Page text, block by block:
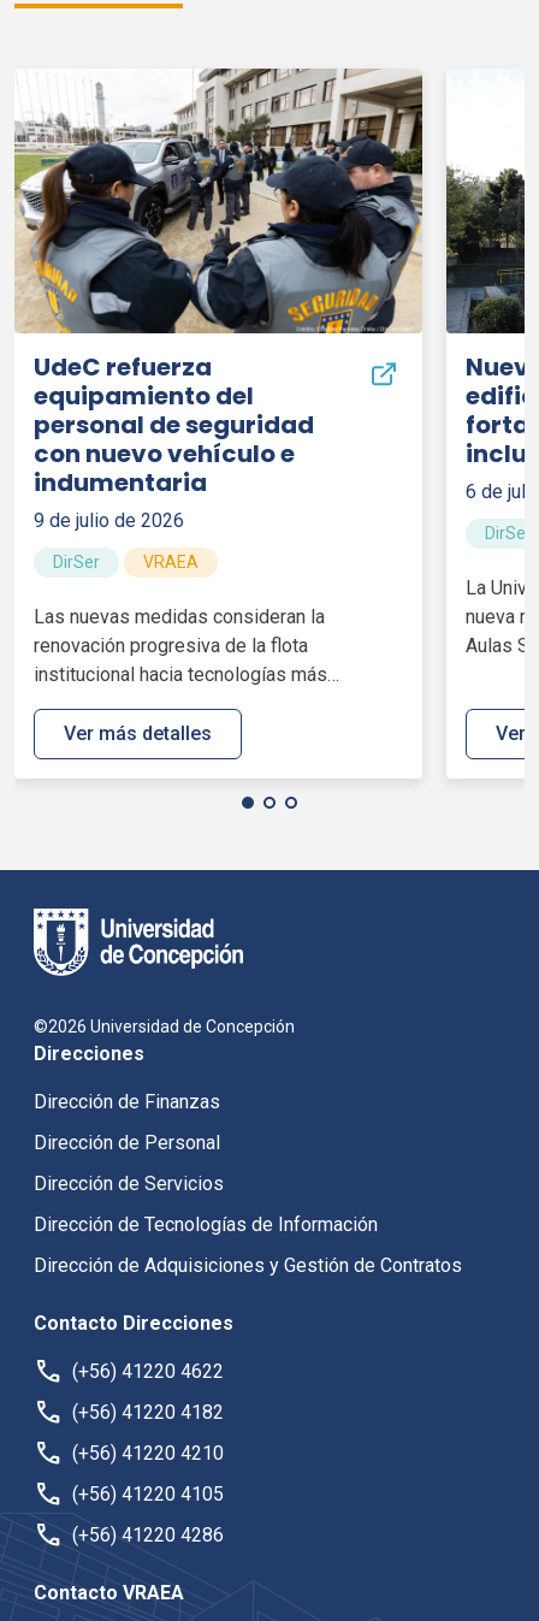
UdeC refuerza
equipamiento del
personal de seguridad
con nuevo vehículo e
indumentaria
9 de julio de 2026
DirSer VRAEA
Las nuevas medidas consideran la
renovación progresiva de la flota
institucional hacia tecnologías más
sustentables y el...
Ver más detalles
6 de
DirSer
La
nueva
Aulas
Ver
Direcciones
Dirección de Finanzas
Dirección de Personal
Dirección de Servicios
Dirección de Tecnologías de Información
Dirección de Adquisiciones y Gestión de Contratos
Contacto Direcciones
call (+56) 41220 4622
call (+56) 41220 4182
call (+56) 41220 4210
call (+56) 41220 4105
call (+56) 41220 4286
Contacto VRAEA
©2026 Universidad de Concepción